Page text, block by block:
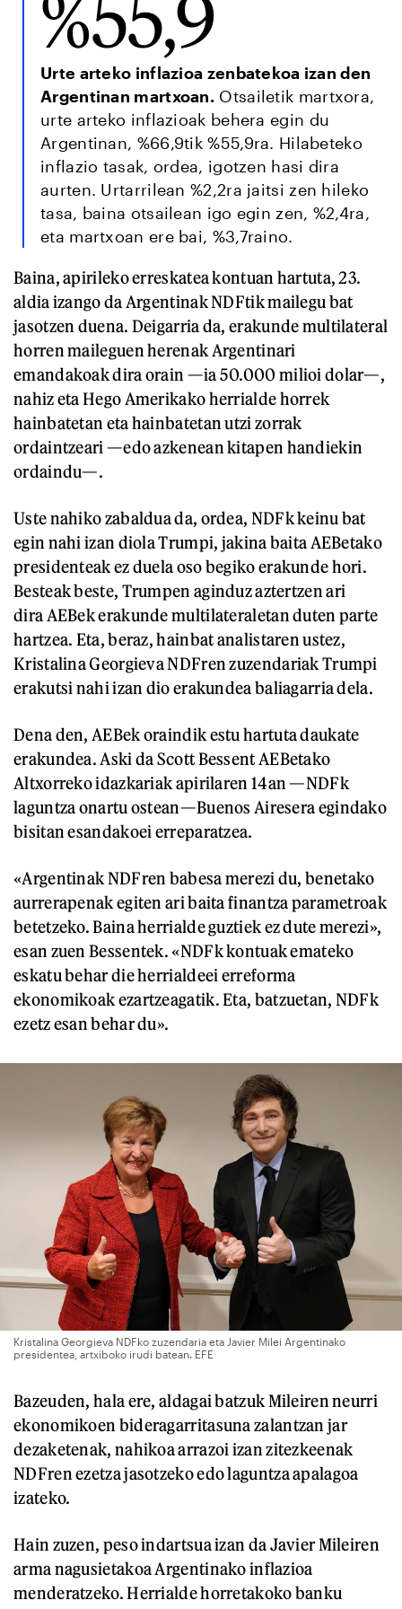
Urte arteko inflazioa zenbatekoa izan den
Argentinan martxoan. Otsailetik martxora,
urte arteko inflazioak behera egin du
Argentinan, %66,9tik %55,9ra. Hilabeteko
inflazio tasak, ordea, igotzen hasi dira
aurten. Urtarrilean %2,2ra jaitsi zen hileko
tasa, baina otsailean igo egin zen, %2,4ra,
eta martxoan ere bai, %3,7raino.
Baina, apirileko erreskatea kontuan hartuta, 23.
aldia izango da Argentinak NDFtik mailegu bat
jasotzen duena. Deigarria da, erakunde multilateral
horren maileguen herenak Argentinari
emandakoak dira orain —ia 50.000 milioi dolar—,
nahiz eta Hego Amerikako herrialde horrek
hainbatetan eta hainbatetan utzi zorrak
ordaintzeari —edo azkenean kitapen handiekin
ordaindu—.
Uste nahiko zabaldua da, ordea, NDFk keinu bat
egin nahi izan diola Trumpi, jakina baita AEBetako
presidenteak ez duela oso begiko erakunde hori.
Besteak beste, Trumpen aginduz aztertzen ari
dira AEBek erakunde multilateraletan duten parte
hartzea. Eta, beraz, hainbat analistaren ustez,
Kristalina Georgieva NDFren zuzendariak Trumpi
erakutsi nahi izan dio erakundea baliagarria dela.
Dena den, AEBek oraindik estu hartuta daukate
erakundea. Aski da Scott Bessent AEBetako
Altxorreko idazkariak apirilaren 14an —NDFk
laguntza onartu ostean—Buenos Airesera egindako
bisitan esandakoei erreparatzea.
«Argentinak NDFren babesa merezi du, benetako
aurrerapenak egiten ari baita finantza parametroak
betetzeko. Baina herrialde guztiek ez dute merezi»,
esan zuen Bessentek. «NDFk kontuak emateko
eskatu behar die herrialdeei erreforma
ekonomikoak ezartzeagatik. Eta, batzuetan, NDFk
ezetz esan behar du».
Kristalina Georgieva NDFko zuzendaria eta Javier Milei Argentinako
presidentea, artxiboko irudi batean. EFE
Bazeuden, hala ere, aldagai batzuk Mileiren neurri
ekonomikoen bideragarritasuna zalantzan jar
dezaketenak, nahikoa arrazoi izan zitezkeenak
NDFren ezetza jasotzeko edo laguntza apalagoa
izateko.
Hain zuzen, peso indartsua izan da Javier Mileiren
arma nagusietakoa Argentinako inflazioa
menderatzeko. Herrialde horretakoko banku